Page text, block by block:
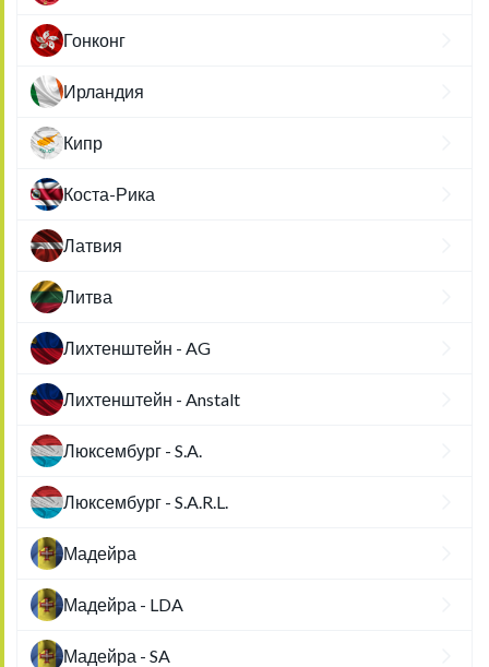
Гонконг
Ирландия
Кипр
Коста-Рика
Латвия
Литва
Лихтенштейн - AG
Лихтенштейн - Anstalt
Люксембург - S.A.
Люксембург - S.A.R.L.
Мадейра
Мадейра - LDA
Мадейра - SA